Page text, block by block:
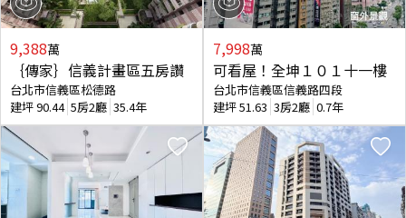
9,388萬
｛傳家｝信義計畫區五房讚
台北市信義區松德路
建坪90.44 5房2廳 35.4年
7,998萬
可看屋！全坤１０１十一樓
台北市信義區信義路四段
建坪51.63 3房2廳 0.7年